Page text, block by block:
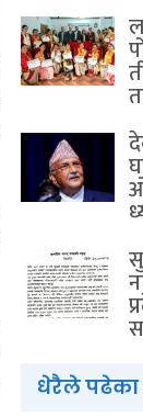
धेरैले पढेका